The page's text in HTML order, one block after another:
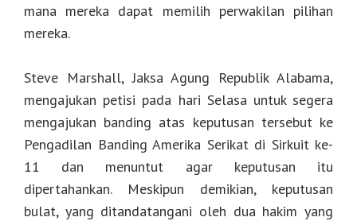
mana mereka dapat memilih perwakilan pilihan
mereka.
Steve Marshall, Jaksa Agung Republik Alabama,
mengajukan petisi pada hari Selasa untuk segera
mengajukan banding atas keputusan tersebut ke
Pengadilan Banding Amerika Serikat di Sirkuit ke-
11 dan menuntut agar keputusan itu
dipertahankan. Meskipun demikian, keputusan
bulat, yang ditandatangani oleh dua hakim yang